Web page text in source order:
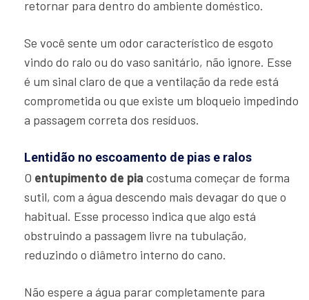
retornar para dentro do ambiente doméstico.
Se você sente um odor característico de esgoto
vindo do ralo ou do vaso sanitário, não ignore. Esse
é um sinal claro de que a ventilação da rede está
comprometida ou que existe um bloqueio impedindo
a passagem correta dos resíduos.
Lentidão no escoamento de pias e ralos
O entupimento de pia costuma começar de forma
sutil, com a água descendo mais devagar do que o
habitual. Esse processo indica que algo está
obstruindo a passagem livre na tubulação,
reduzindo o diâmetro interno do cano.
Não espere a água parar completamente para